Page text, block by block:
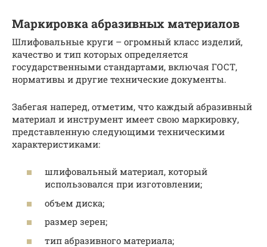
Маркировка абразивных материалов
Шлифовальные круги – огромный класс изделий,
качество и тип которых определяется
государственными стандартами, включая ГОСТ,
нормативы и другие технические документы.
Забегая наперед, отметим, что каждый абразивный
материал и инструмент имеет свою маркировку,
представленную следующими техническими
характеристиками:
шлифовальный материал, который
использовался при изготовлении;
объем диска;
размер зерен;
тип абразивного материала;